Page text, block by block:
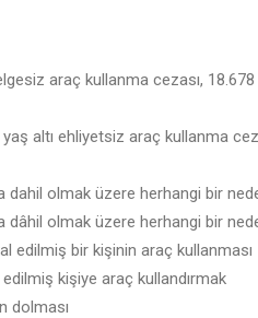
araç kullanma cezası,
altı ehliyetsiz araç kullanma
dahil olmak üzere herhangi bir
dâhil olmak üzere herhangi bir
edilmiş bir kişinin araç kullanması
kişiye araç kullandırmak
dolması